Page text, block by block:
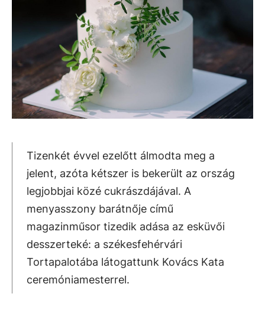
Tizenkét évvel ezelőtt álmodta meg a
jelent, azóta kétszer is bekerült az ország
legjobbjai közé cukrászdájával. A
menyasszony barátnője című
magazinműsor tizedik adása az esküvői
desszerteké: a székesfehérvári
Tortapalotába látogattunk Kovács Kata
ceremóniamesterrel.